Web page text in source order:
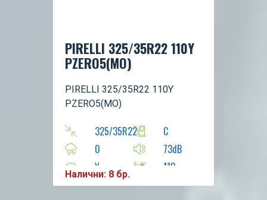
PIRELLI 325/35R22 110Y
PZERO5(MO)
PIRELLI 325/35R22 110Y
PZERO5(MO)
325/35R22
C
0
73dB
Y
110
Налични: 8 бр.